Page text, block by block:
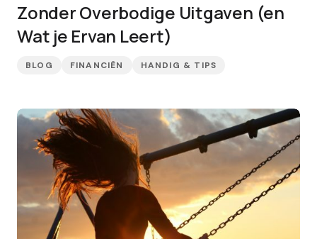
Zonder Overbodige Uitgaven (en
Wat je Ervan Leert)
BLOG FINANCIËN HANDIG & TIPS